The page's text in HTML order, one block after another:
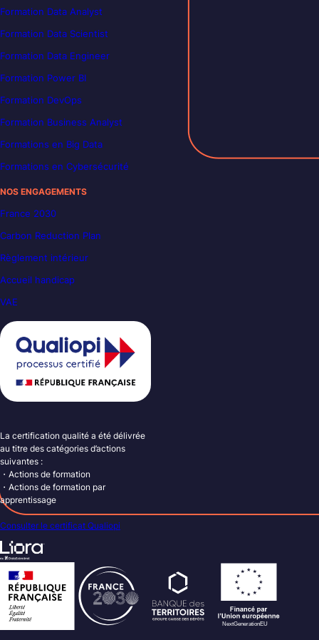
Formation Data Analyst
Formation Data Scientist
Formation Data Engineer
Formation Power BI
Formation DevOps
Formation Business Analyst
Formations en Big Data
Formations en Cybersécurité
NOS ENGAGEMENTS
France 2030
Carbon Reduction Plan
Règlement intérieur
Accueil handicap
VAE
La certification qualité a été délivrée
au titre des catégories d’actions
suivantes :
・Actions de formation
・Actions de formation par
apprentissage
Consulter le certificat Qualiopi